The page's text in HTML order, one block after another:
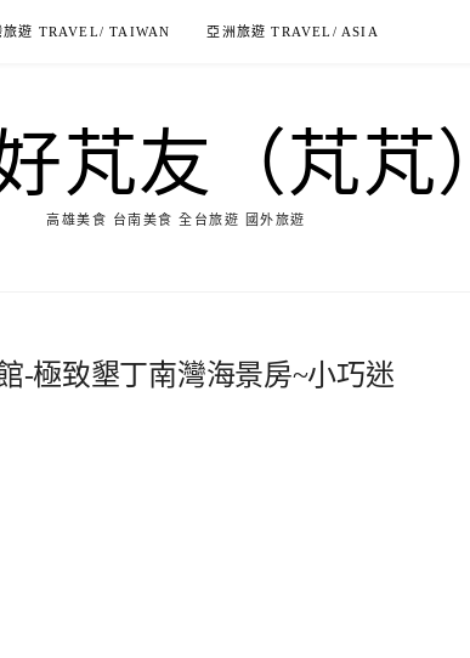
旅遊 TRAVEL/ TAIWAN 亞洲旅遊 TRAVEL/ ASIA
芃友（芃芃）
高雄美食 台南美食 全台旅遊 國外旅遊
-極致墾丁南灣海景房~小巧迷